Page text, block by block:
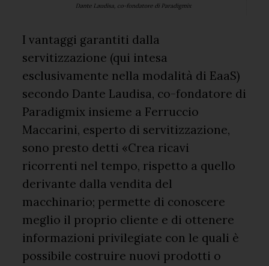
I vantaggi garantiti dalla
servitizzazione (qui intesa
esclusivamente nella modalità di EaaS)
secondo Dante Laudisa, co-fondatore di
Paradigmix insieme a Ferruccio
Maccarini, esperto di servitizzazione,
sono presto detti «Crea ricavi
ricorrenti nel tempo, rispetto a quello
derivante dalla vendita del
macchinario; permette di conoscere
meglio il proprio cliente e di ottenere
informazioni privilegiate con le quali è
possibile costruire nuovi prodotti o